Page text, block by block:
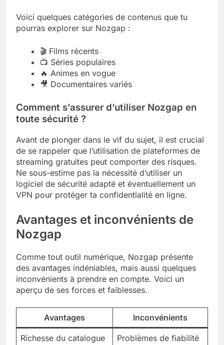
Voici quelques catégories de contenus que tu
pourras explorer sur Nozgap :
🎬 Films récents
📺 Séries populaires
🔥 Animes en vogue
🎥 Documentaires variés
Comment s’assurer d’utiliser Nozgap en
toute sécurité ?
Avant de plonger dans le vif du sujet, il est crucial
de se rappeler que l’utilisation de plateformes de
streaming gratuites peut comporter des risques.
Ne sous-estime pas la nécessité d’utiliser un
logiciel de sécurité adapté et éventuellement un
VPN pour protéger ta confidentialité en ligne.
Avantages et inconvénients de
Nozgap
Comme tout outil numérique, Nozgap présente
des avantages indéniables, mais aussi quelques
inconvénients à prendre en compte. Voici un
aperçu de ses forces et faiblesses.
Avantages Inconvénients
Richesse du catalogue
Problèmes de fiabilité